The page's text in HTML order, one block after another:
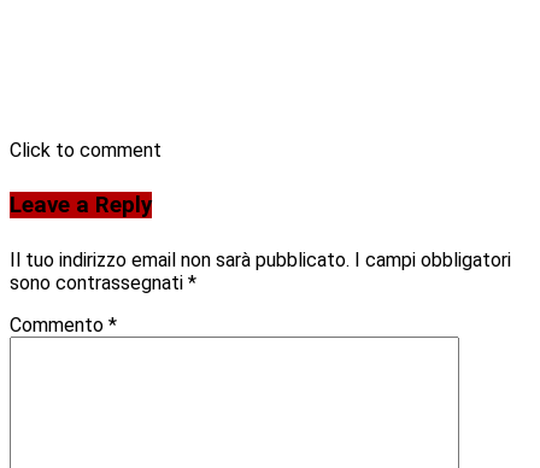
Click to comment
Leave a Reply
Il tuo indirizzo email non sarà pubblicato. I campi obbligatori
sono contrassegnati *
Commento *